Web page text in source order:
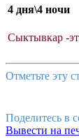
4 дня\4 ночи
Сыктывкар -
Отметьте эту
Поделитесь в
Вывести на